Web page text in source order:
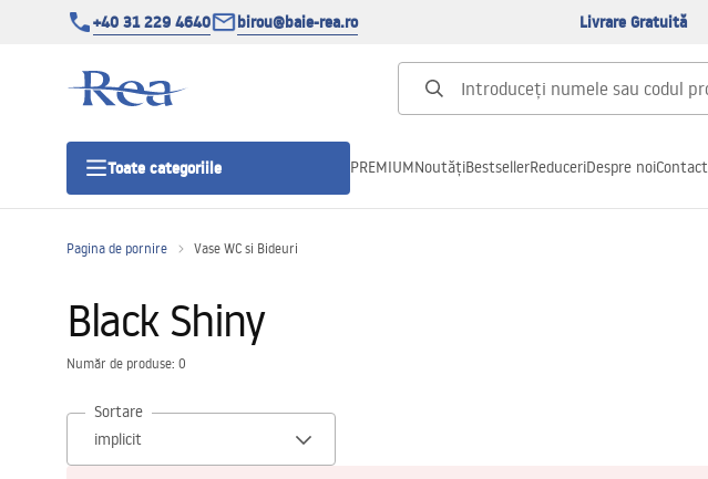
+40 31 229 4640 birou@baie-rea.ro Livrare Gratuită
Toate categoriile
Usi pentru cabine de dus
PREMIUMNoutățiBestsellerReduceriDespre noiContact
Pagina de pornire Vase WC si Bideuri
Black Shiny
Număr de produse: 0
Sortare